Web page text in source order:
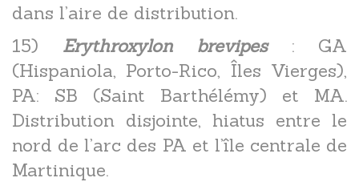
dans l’aire de distribution.
15) Erythroxylon brevipes: GA
(Hispaniola, Porto-Rico, Îles Vierges),
PA: SB (Saint Barthélémy) et MA.
Distribution disjointe, hiatus entre le
nord de l’arc des PA et l’île centrale de
Martinique.